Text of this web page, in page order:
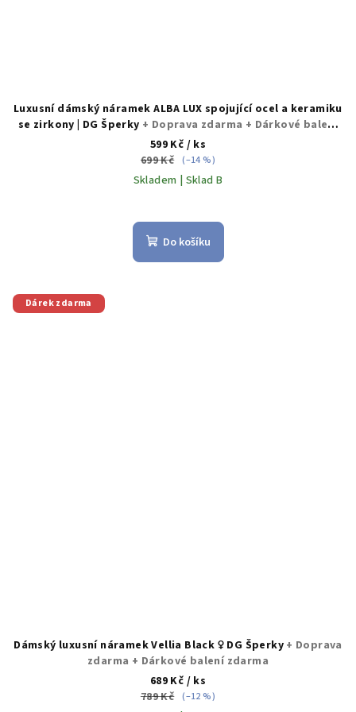
Luxusní dámský náramek ALBA LUX spojující ocel a keramiku
se zirkony | DG Šperky + Doprava zdarma + Dárkové balení
zdarma
599 Kč / ks
699 Kč (–14 %)
Skladem | Sklad B
hodnocení
produktu
Do košíku
Dárek zdarma
Dámský luxusní náramek Vellia Black ♀️ DG Šperky + Doprava
zdarma + Dárkové balení zdarma
689 Kč / ks
789 Kč (–12 %)